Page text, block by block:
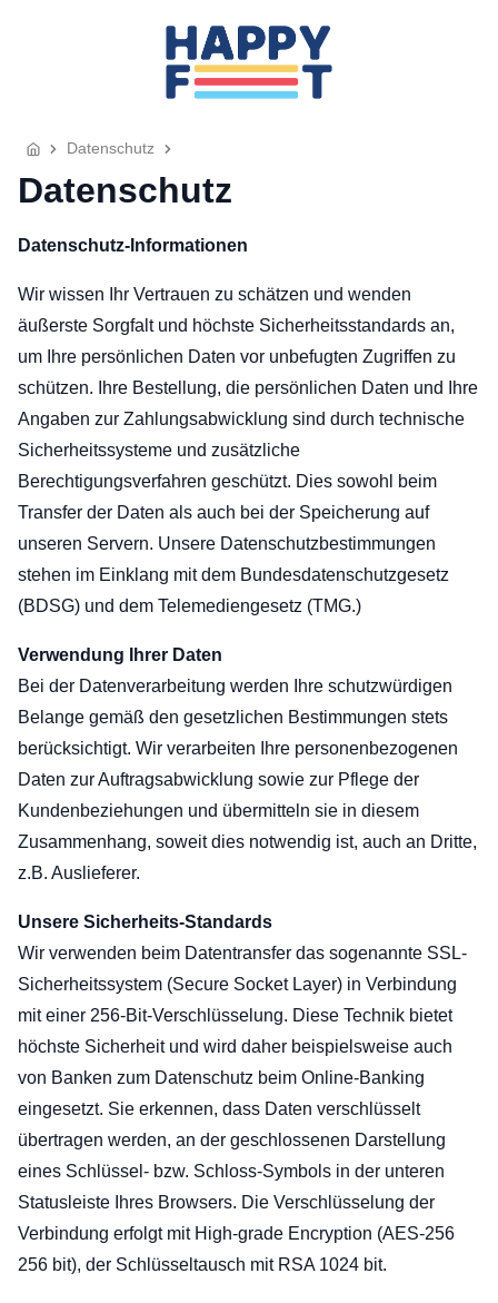
Schnürsenkel
Sneaker
Datenschutz
Datenschutz
Datenschutz-Informationen
Wir wissen Ihr Vertrauen zu schätzen und wenden
äußerste Sorgfalt und höchste Sicherheitsstandards an,
um Ihre persönlichen Daten vor unbefugten Zugriffen zu
schützen. Ihre Bestellung, die persönlichen Daten und Ihre
Angaben zur Zahlungsabwicklung sind durch technische
Sicherheitssysteme und zusätzliche
Berechtigungsverfahren geschützt. Dies sowohl beim
Transfer der Daten als auch bei der Speicherung auf
unseren Servern. Unsere Datenschutzbestimmungen
stehen im Einklang mit dem Bundesdatenschutzgesetz
(BDSG) und dem Telemediengesetz (TMG.)
Verwendung Ihrer Daten
Bei der Datenverarbeitung werden Ihre schutzwürdigen
Belange gemäß den gesetzlichen Bestimmungen stets
berücksichtigt. Wir verarbeiten Ihre personenbezogenen
Daten zur Auftragsabwicklung sowie zur Pflege der
Kundenbeziehungen und übermitteln sie in diesem
Zusammenhang, soweit dies notwendig ist, auch an Dritte,
z.B. Auslieferer.
Unsere Sicherheits-Standards
Wir verwenden beim Datentransfer das sogenannte SSL-
Sicherheitssystem (Secure Socket Layer) in Verbindung
mit einer 256-Bit-Verschlüsselung. Diese Technik bietet
höchste Sicherheit und wird daher beispielsweise auch
von Banken zum Datenschutz beim Online-Banking
eingesetzt. Sie erkennen, dass Daten verschlüsselt
übertragen werden, an der geschlossenen Darstellung
eines Schlüssel- bzw. Schloss-Symbols in der unteren
Statusleiste Ihres Browsers. Die Verschlüsselung der
Verbindung erfolgt mit High-grade Encryption (AES-256
256 bit), der Schlüsseltausch mit RSA 1024 bit.